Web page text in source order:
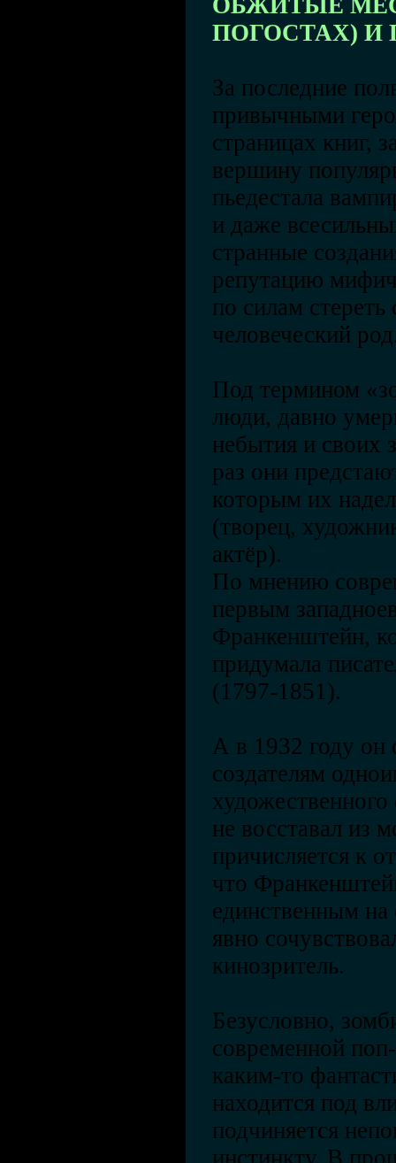
ОБЖИТЫЕ
ПОГОСТАХ)
За последние
привычными
страницах книг,
вершину
пьедестала
и даже
странные
репутацию
по силам стереть
человеческий
Под термином
люди, давно
небытия и
раз они
которым их
(творец,
актёр).
По мнению
первым
Франкенштейн,
придумала
(1797-1851).
А в 1932 году он
создателям
не восставал из
причисляется к
что
единственным на
явно
кинозритель.
Безусловно,
современной
каким-то
находится под
подчиняется
инстинкту. В